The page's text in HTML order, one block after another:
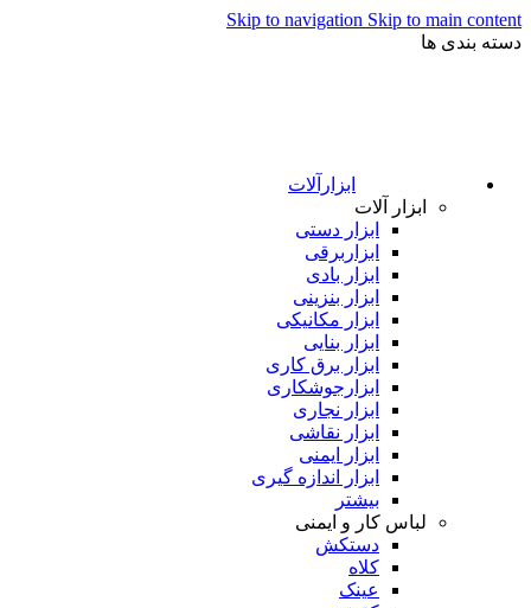
Skip to navigation Skip to main content
دسته بندی ها
ابزارآلات
ابزار آلات
ابزار دستی
ابزاربرقی
ابزار بادی
ابزار بنزینی
ابزار مکانیکی
ابزار بنایی
ابزار برق کاری
ابزارجوشکاری
ابزار نجاری
ابزار نقاشی
ابزار ایمنی
ابزار اندازه گیری
بیشتر
لباس کار و ایمنی
دستکش
کلاه
عینک